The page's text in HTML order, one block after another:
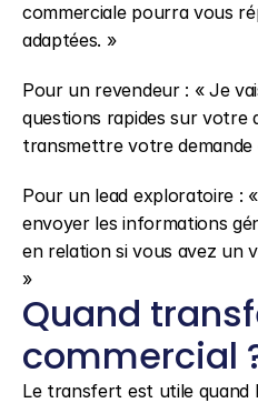
commerciale pourra vous
adaptées. »
Pour un revendeur : « Je
questions rapides sur votre
transmettre votre
Pour un lead exploratoire :
envoyer les informations
en relation si vous avez un
»
Quand
commercial
Le transfert est utile quand